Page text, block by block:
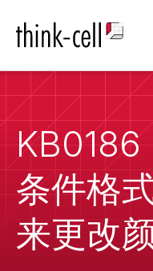
KB0186
条件格
来更改